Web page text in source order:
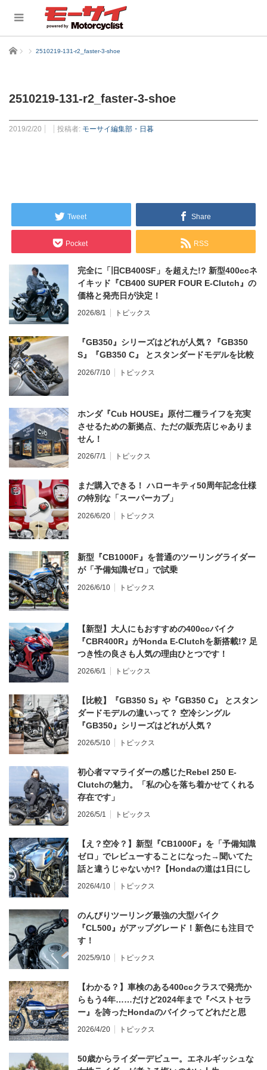
ホーム 2510219-131-r2_faster-3-shoe
2510219-131-r2_faster-3-shoe
2019/2/20 投稿者: モーサイ編集部・日暮
Tweet Share
Pocket RSS
完全に「旧CB400SF」を超えた!? 新型400ccネ
イキッド『CB400 SUPER FOUR E-Clutch』の
価格と発売日が決定！
2026/8/1 トピックス
『GB350』シリーズはどれが人気？『GB350
S』『GB350 C』 とスタンダードモデルを比較
2026/7/10 トピックス
ホンダ『Cub HOUSE』原付二種ライフを充実
させるための新拠点、ただの販売店じゃありま
せん！
2026/7/1 トピックス
まだ購入できる！ ハローキティ50周年記念仕様
の特別な「スーパーカブ」
2026/6/20 トピックス
新型『CB1000F』を普通のツーリングライダー
が「予備知識ゼロ」で試乗
2026/6/10 トピックス
【新型】大人にもおすすめの400ccバイク
『CBR400R』がHonda E-Clutchを新搭載!? 足
つき性の良さも人気の理由ひとつです！
2026/6/1 トピックス
【比較】『GB350 S』や『GB350 C』 とスタン
ダードモデルの違いって？ 空冷シングル
『GB350』シリーズはどれが人気？
2026/5/10 トピックス
初心者ママライダーの感じたRebel 250 E-
Clutchの魅力。「私の心を落ち着かせてくれる
存在です」
2026/5/1 トピックス
【え？空冷？】新型『CB1000F』を「予備知識
ゼロ」でレビューすることになった→聞いてた
話と違うじゃないか!?【Hondaの道は1日にし
てならず／CB1000F ①第一印象 編】
2026/4/10 トピックス
のんびりツーリング最強の大型バイク
『CL500』がアップグレード！新色にも注目で
す！
2025/9/10 トピックス
【わかる？】車検のある400ccクラスで発売か
らもう4年……だけど2024年まで『ベストセラ
ー』を誇ったHondaのバイクってどれだと思
う？
2026/4/20 トピックス
50歳からライダーデビュー。エネルギッシュな